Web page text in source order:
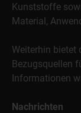
Kunststoffe
Material,
Weiterhin bietet
Bezugsquellen
Informationen
Nachrichten